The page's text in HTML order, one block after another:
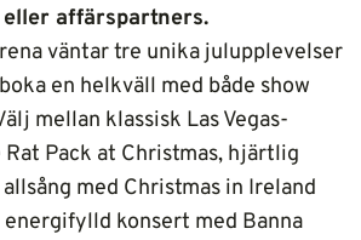
affärspartners.
väntar tre unika julupplevelser
en helkväll med både show
mellan klassisk Las Vegas-
Pack at Christmas, hjärtlig
med Christmas in Ireland
konsert med Banna